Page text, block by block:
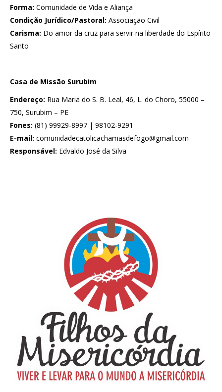
Forma: Comunidade de Vida e Aliança
Condição Jurídico/Pastoral: Associação Civil
Carisma: Do amor da cruz para servir na liberdade do Espírito
Santo
Casa de Missão Surubim
Endereço: Rua Maria do S. B. Leal, 46, L. do Choro, 55000 –
750, Surubim – PE
Fones: (81) 99929-8997 | 98102-9291
E-mail: comunidadecatolicachamasdefogo@gmail.com
Responsável: Edvaldo José da Silva